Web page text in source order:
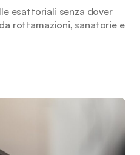
esattoriali senza dover
rottamazioni, sanatorie e